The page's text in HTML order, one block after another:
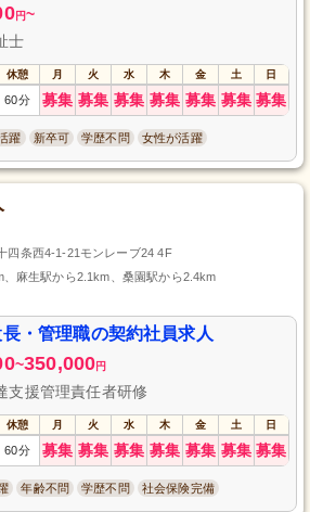
円~
士
休憩 月 火 水 木 金 土 日
60分 募集 募集 募集 募集 募集 募集 募集
躍 新卒可 学歴不問 女性が活躍
四条西4-1-21モンレーブ24 4F
麻生駅から2.1km、桑園駅から2.4km
・管理職の契約社員求人
~350,000円
支援管理責任者研修
休憩 月 火 水 木 金 土 日
60分 募集 募集 募集 募集 募集 募集 募集
年齢不問 学歴不問 社会保険完備